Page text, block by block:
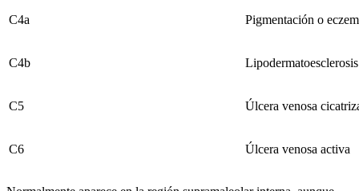
C4a Pigmentación o
C4b
C5 Úlcera venosa
C6 Úlcera venosa activa